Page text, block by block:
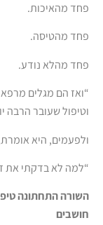
פחד מהאיכות.
פחד מהטיסה.
פחד מהלא נודע.
“ואז הם מגלים
וטיפול שעובר הרבה
ולפעמים, היא
“למה לא בדקתי את
השורה התחתונה
חושבים